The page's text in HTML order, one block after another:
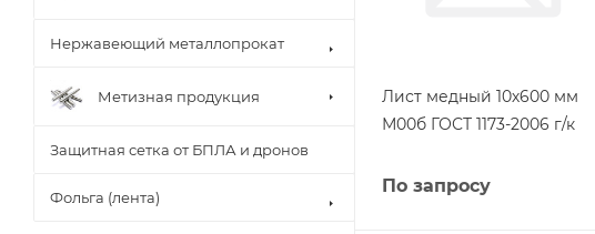
Лист медный 10х600 мм
М00б ГОСТ 1173-2006 г/к
По запросу
Нержавеющий металлопрокат
Метизная продукция
Защитная сетка от БПЛА и дронов
Фольга (лента)